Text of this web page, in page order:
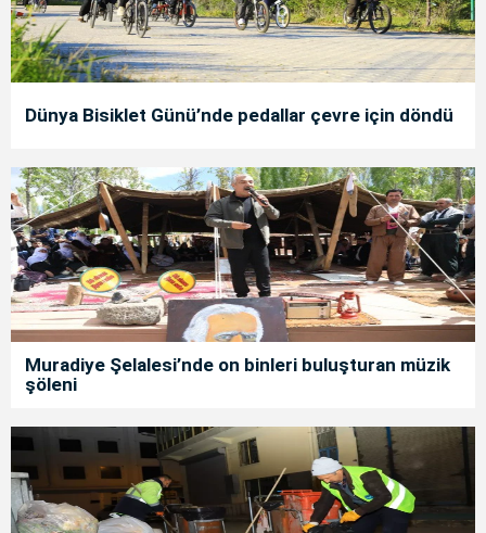
Dünya Bisiklet Günü’nde pedallar çevre için döndü
Muradiye Şelalesi’nde on binleri buluşturan müzik
şöleni